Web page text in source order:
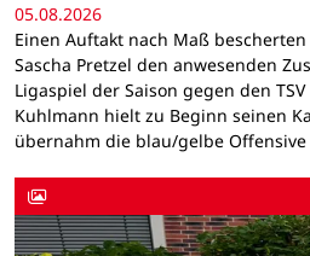
05.08.2026
Einen Auftakt nach Maß
Sascha Pretzel den anwesenden
Ligaspiel der Saison gegen den
Kuhlmann hielt zu Beginn seinen
übernahm die blau/gelbe